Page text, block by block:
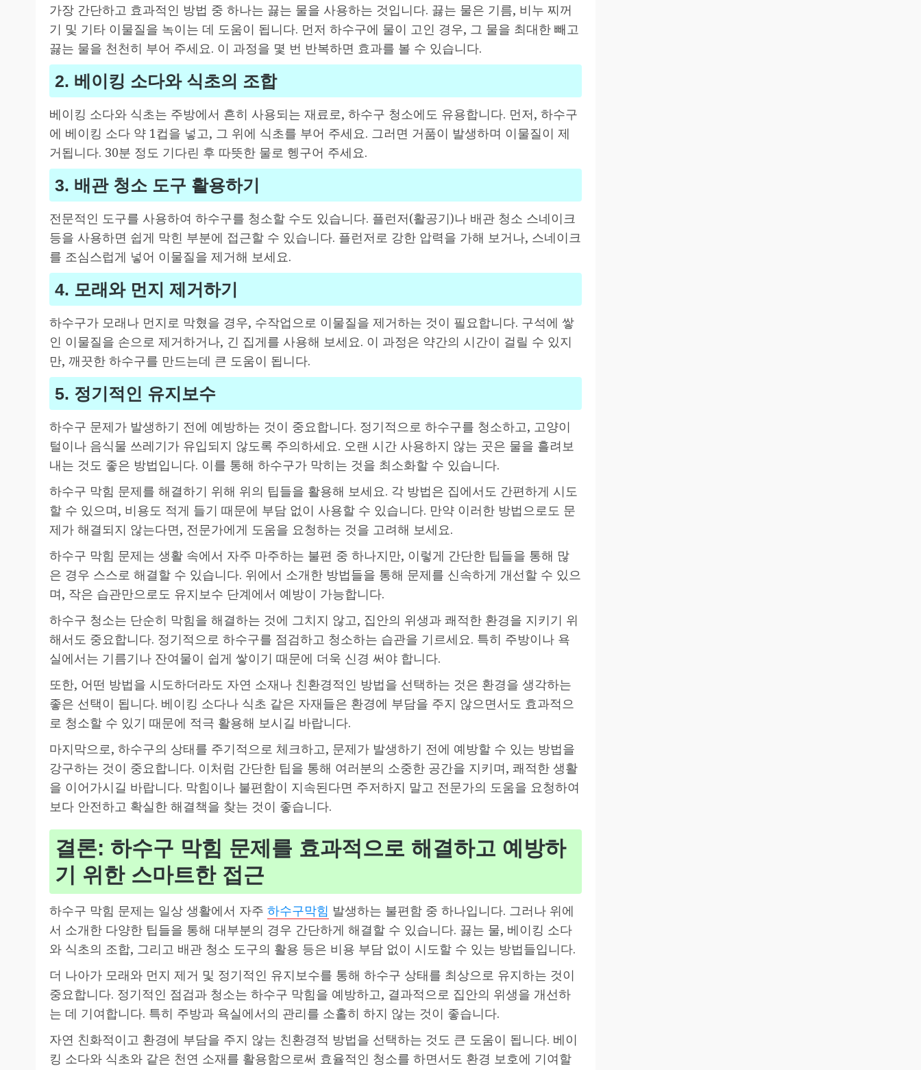
가장 간단하고 효과적인 방법 중 하나는 끓는 물을 사용하는 것입니다. 끓는 물은 기름, 비누 찌꺼
기 및 기타 이물질을 녹이는 데 도움이 됩니다. 먼저 하수구에 물이 고인 경우, 그 물을 최대한 빼고
끓는 물을 천천히 부어 주세요. 이 과정을 몇 번 반복하면 효과를 볼 수 있습니다.
2. 베이킹 소다와 식초의 조합
베이킹 소다와 식초는 주방에서 흔히 사용되는 재료로, 하수구 청소에도 유용합니다. 먼저, 하수구
에 베이킹 소다 약 1컵을 넣고, 그 위에 식초를 부어 주세요. 그러면 거품이 발생하며 이물질이 제
거됩니다. 30분 정도 기다린 후 따뜻한 물로 헹구어 주세요.
3. 배관 청소 도구 활용하기
전문적인 도구를 사용하여 하수구를 청소할 수도 있습니다. 플런저(활공기)나 배관 청소 스네이크
등을 사용하면 쉽게 막힌 부분에 접근할 수 있습니다. 플런저로 강한 압력을 가해 보거나, 스네이크
를 조심스럽게 넣어 이물질을 제거해 보세요.
4. 모래와 먼지 제거하기
하수구가 모래나 먼지로 막혔을 경우, 수작업으로 이물질을 제거하는 것이 필요합니다. 구석에 쌓
인 이물질을 손으로 제거하거나, 긴 집게를 사용해 보세요. 이 과정은 약간의 시간이 걸릴 수 있지
만, 깨끗한 하수구를 만드는데 큰 도움이 됩니다.
5. 정기적인 유지보수
하수구 문제가 발생하기 전에 예방하는 것이 중요합니다. 정기적으로 하수구를 청소하고, 고양이
털이나 음식물 쓰레기가 유입되지 않도록 주의하세요. 오랜 시간 사용하지 않는 곳은 물을 흘려보
내는 것도 좋은 방법입니다. 이를 통해 하수구가 막히는 것을 최소화할 수 있습니다.
하수구 막힘 문제를 해결하기 위해 위의 팁들을 활용해 보세요. 각 방법은 집에서도 간편하게 시도
할 수 있으며, 비용도 적게 들기 때문에 부담 없이 사용할 수 있습니다. 만약 이러한 방법으로도 문
제가 해결되지 않는다면, 전문가에게 도움을 요청하는 것을 고려해 보세요.
하수구 막힘 문제는 생활 속에서 자주 마주하는 불편 중 하나지만, 이렇게 간단한 팁들을 통해 많
은 경우 스스로 해결할 수 있습니다. 위에서 소개한 방법들을 통해 문제를 신속하게 개선할 수 있으
며, 작은 습관만으로도 유지보수 단계에서 예방이 가능합니다.
하수구 청소는 단순히 막힘을 해결하는 것에 그치지 않고, 집안의 위생과 쾌적한 환경을 지키기 위
해서도 중요합니다. 정기적으로 하수구를 점검하고 청소하는 습관을 기르세요. 특히 주방이나 욕
실에서는 기름기나 잔여물이 쉽게 쌓이기 때문에 더욱 신경 써야 합니다.
또한, 어떤 방법을 시도하더라도 자연 소재나 친환경적인 방법을 선택하는 것은 환경을 생각하는
좋은 선택이 됩니다. 베이킹 소다나 식초 같은 자재들은 환경에 부담을 주지 않으면서도 효과적으
로 청소할 수 있기 때문에 적극 활용해 보시길 바랍니다.
마지막으로, 하수구의 상태를 주기적으로 체크하고, 문제가 발생하기 전에 예방할 수 있는 방법을
강구하는 것이 중요합니다. 이처럼 간단한 팁을 통해 여러분의 소중한 공간을 지키며, 쾌적한 생활
을 이어가시길 바랍니다. 막힘이나 불편함이 지속된다면 주저하지 말고 전문가의 도움을 요청하여
보다 안전하고 확실한 해결책을 찾는 것이 좋습니다.
결론: 하수구 막힘 문제를 효과적으로 해결하고 예방하
기 위한 스마트한 접근
하수구 막힘 문제는 일상 생활에서 자주 하수구막힘 발생하는 불편함 중 하나입니다. 그러나 위에
서 소개한 다양한 팁들을 통해 대부분의 경우 간단하게 해결할 수 있습니다. 끓는 물, 베이킹 소다
와 식초의 조합, 그리고 배관 청소 도구의 활용 등은 비용 부담 없이 시도할 수 있는 방법들입니다.
더 나아가 모래와 먼지 제거 및 정기적인 유지보수를 통해 하수구 상태를 최상으로 유지하는 것이
중요합니다. 정기적인 점검과 청소는 하수구 막힘을 예방하고, 결과적으로 집안의 위생을 개선하
는 데 기여합니다. 특히 주방과 욕실에서의 관리를 소홀히 하지 않는 것이 좋습니다.
자연 친화적이고 환경에 부담을 주지 않는 친환경적 방법을 선택하는 것도 큰 도움이 됩니다. 베이
킹 소다와 식초와 같은 천연 소재를 활용함으로써 효율적인 청소를 하면서도 환경 보호에 기여할